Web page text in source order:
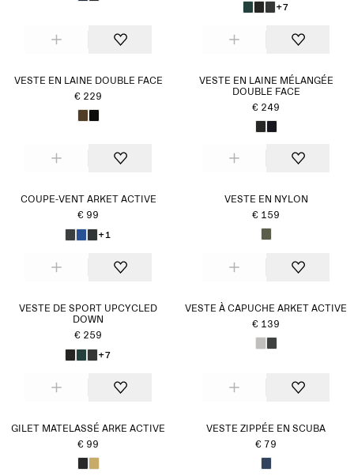
+7
VESTE EN LAINE DOUBLE FACE
€ 229
VESTE EN LAINE MÉLANGÉE
DOUBLE FACE
€ 249
COUPE-VENT ARKET ACTIVE
€ 99
+1
VESTE EN NYLON
€ 159
VESTE DE SPORT UPCYCLED
DOWN
€ 259
+7
VESTE À CAPUCHE ARKET ACTIVE
€ 139
GILET MATELASSÉ ARKE ACTIVE
€ 99
VESTE ZIPPÉE EN SCUBA
€ 79